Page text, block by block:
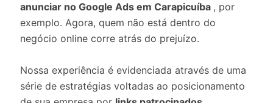
anunciar no Google Ads em Carapicuíba , por
exemplo. Agora, quem não está dentro do
negócio online corre atrás do prejuízo.
Nossa experiência é evidenciada através de uma
série de estratégias voltadas ao posicionamento